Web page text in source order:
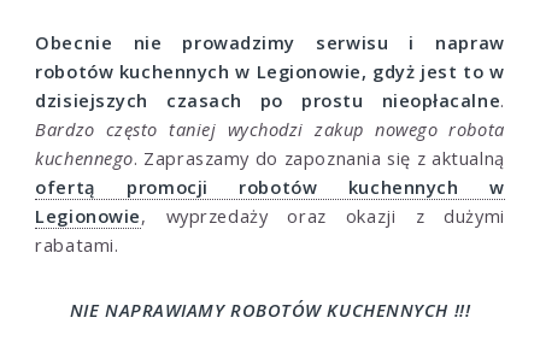
Obecnie nie prowadzimy serwisu i napraw
robotów kuchennych w Legionowie, gdyż jest to w
dzisiejszych czasach po prostu nieopłacalne.
Bardzo często taniej wychodzi zakup nowego robota
kuchennego. Zapraszamy do zapoznania się z aktualną
ofertą promocji robotów kuchennych w
Legionowie, wyprzedaży oraz okazji z dużymi
rabatami.
NIE NAPRAWIAMY ROBOTÓW KUCHENNYCH !!!